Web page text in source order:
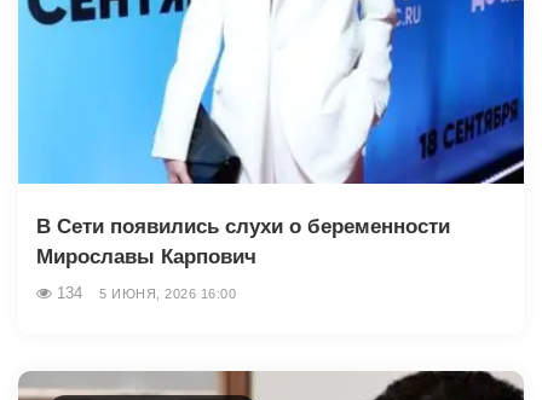
В Сети появились слухи о беременности
Мирославы Карпович
134 5 ИЮНЯ, 2026 16:00